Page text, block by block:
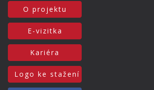
O projektu
E-vizitka
Kariéra
Logo ke stažení